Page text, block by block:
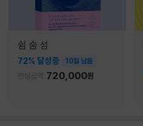
쉼 숨 섬
72% 달성중 10일 남음
펀딩금액 720,000원